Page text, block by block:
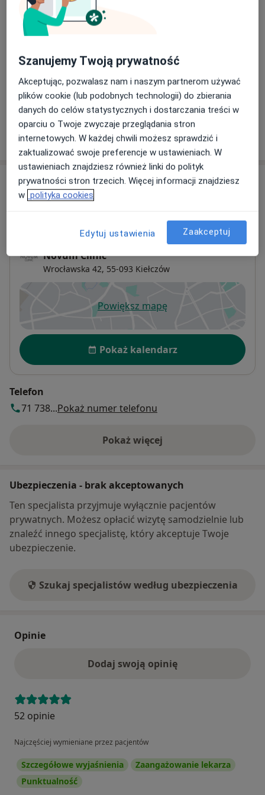
Usługi i ceny
Konsultacja diabetologiczna
Konsultacja online
300 zł Szczegóły
W jaki sposób ustalane są ceny?
Adresy (4)
Novum Clinic
Wrocławska 42, 55-093 Kiełczów
Powiększ mapęotwiera się w nowej karcie
Dostępność
Pokaż kalendarz
Telefon
71 738...Pokaż numer telefonu
Pokaż więcej
o adresie
Ubezpieczenia - brak akceptowanych
Ten specjalista przyjmuje wyłącznie pacjentów
prywatnych. Możesz opłacić wizytę samodzielnie lub
znaleźć innego specjalistę, który akceptuje Twoje
ubezpieczenie.
Szukaj specjalistów według ubezpieczenia
Opinie
Dodaj swoją opinię
52 opinie
Najczęściej wymieniane przez pacjentów
Szczegółowe wyjaśnienia
Zaangażowanie lekarza
Punktualność
Szanujemy Twoją prywatność
Akceptując, pozwalasz nam i naszym partnerom używać
plików cookie (lub podobnych technologii) do zbierania
danych do celów statystycznych i dostarczania treści w
oparciu o Twoje zwyczaje przeglądania stron
internetowych. W każdej chwili możesz sprawdzić i
zaktualizować swoje preferencje w ustawieniach. W
ustawieniach znajdziesz również linki do polityk
prywatności stron trzecich. Więcej informacji znajdziesz
w polityka cookies
Edytuj ustawienia Zaakceptuj